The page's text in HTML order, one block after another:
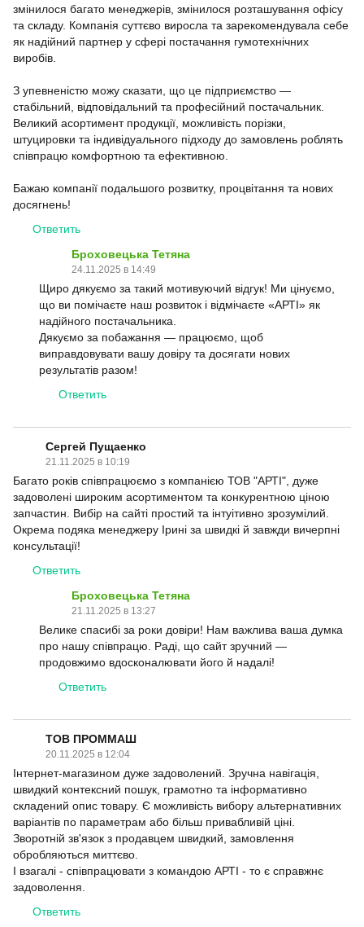
змінилося багато менеджерів, змінилося розташування офісу
та складу. Компанія суттєво виросла та зарекомендувала себе
як надійний партнер у сфері постачання гумотехнічних
виробів.
З упевненістю можу сказати, що це підприємство —
стабільний, відповідальний та професійний постачальник.
Великий асортимент продукції, можливість порізки,
штуцировки та індивідуального підходу до замовлень роблять
співпрацю комфортною та ефективною.
Бажаю компанії подальшого розвитку, процвітання та нових
досягнень!
Ответить
Броховецька Тетяна
24.11.2025 в 14:49
Щиро дякуємо за такий мотивуючий відгук! Ми цінуємо,
що ви помічаєте наш розвиток і відмічаєте «АРТІ» як
надійного постачальника.
Дякуємо за побажання — працюємо, щоб
виправдовувати вашу довіру та досягати нових
результатів разом!
Ответить
Сергей Пущаенко
21.11.2025 в 10:19
Багато років співпрацюємо з компанією ТОВ "АРТІ", дуже
задоволені широким асортиментом та конкурентною ціною
запчастин. Вибір на сайті простий та інтуітивно зрозумілий.
Окрема подяка менеджеру Ірині за швидкі й завжди вичерпні
консультації!
Ответить
Броховецька Тетяна
21.11.2025 в 13:27
Велике спасибі за роки довіри! Нам важлива ваша думка
про нашу співпрацю. Раді, що сайт зручний —
продовжимо вдосконалювати його й надалі!
Ответить
ТОВ ПРОММАШ
20.11.2025 в 12:04
Інтернет-магазином дуже задоволений. Зручна навігація,
швидкий контексний пошук, грамотно та інформативно
складений опис товару. Є можливість вибору альтернативних
варіантів по параметрам або більш привабливій ціні.
Зворотній зв'язок з продавцем швидкий, замовлення
обробляються миттєво.
І взагалі - співпрацювати з командою АРТІ - то є справжнє
задоволення.
Ответить